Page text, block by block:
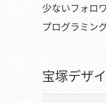
少ないフォロ
プログラミン
宝塚デザ